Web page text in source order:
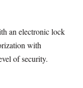
an electronic lock
with
of security.